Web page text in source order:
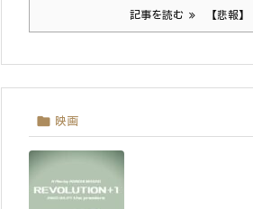
記事を読む 【悲報
 映画